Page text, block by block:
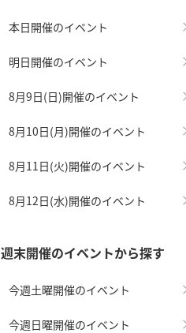
本日開催のイベント
明日開催のイベント
8月9日(日)開催のイベント
8月10日(月)開催のイベント
8月11日(火)開催のイベント
8月12日(水)開催のイベント
週末開催のイベントから探す
今週土曜開催のイベント
今週日曜開催のイベント